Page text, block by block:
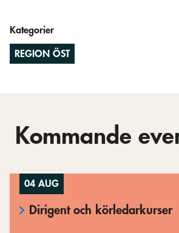
Kategorier
REGION ÖST
Kommande
04 AUG
Dirigent och körledarkurser